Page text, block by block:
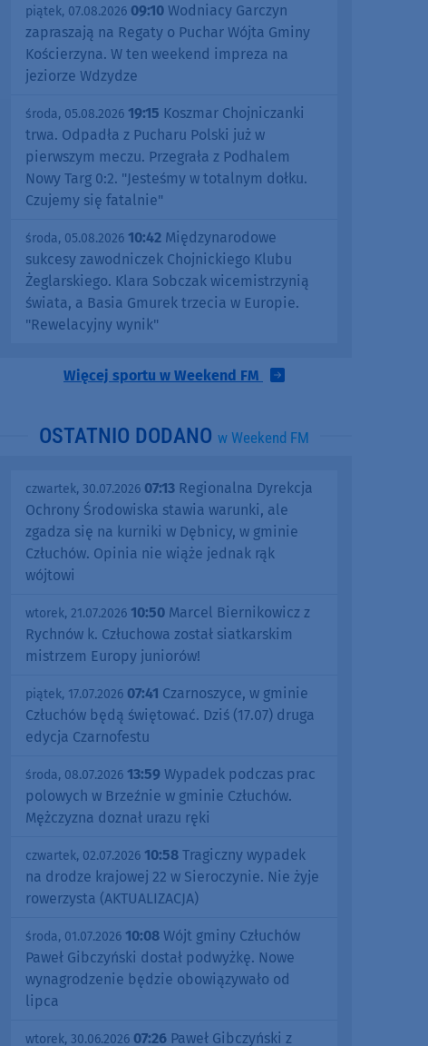
piątek, 07.08.2026 09:10 Wodniacy Garczyn
zapraszają na Regaty o Puchar Wójta Gminy
Kościerzyna. W ten weekend impreza na
jeziorze Wdzydze
środa, 05.08.2026 19:15 Koszmar Chojniczanki
trwa. Odpadła z Pucharu Polski już w
pierwszym meczu. Przegrała z Podhalem
Nowy Targ 0:2. "Jesteśmy w totalnym dołku.
Czujemy się fatalnie"
środa, 05.08.2026 10:42 Międzynarodowe
sukcesy zawodniczek Chojnickiego Klubu
Żeglarskiego. Klara Sobczak wicemistrzynią
świata, a Basia Gmurek trzecia w Europie.
"Rewelacyjny wynik"
Więcej sportu w Weekend FM
OSTATNIO DODANO w Weekend FM
czwartek, 30.07.2026 07:13 Regionalna Dyrekcja
Ochrony Środowiska stawia warunki, ale
zgadza się na kurniki w Dębnicy, w gminie
Człuchów. Opinia nie wiąże jednak rąk
wójtowi
wtorek, 21.07.2026 10:50 Marcel Biernikowicz z
Rychnów k. Człuchowa został siatkarskim
mistrzem Europy juniorów!
piątek, 17.07.2026 07:41 Czarnoszyce, w gminie
Człuchów będą świętować. Dziś (17.07) druga
edycja Czarnofestu
środa, 08.07.2026 13:59 Wypadek podczas prac
polowych w Brzeźnie w gminie Człuchów.
Mężczyzna doznał urazu ręki
czwartek, 02.07.2026 10:58 Tragiczny wypadek
na drodze krajowej 22 w Sieroczynie. Nie żyje
rowerzysta (AKTUALIZACJA)
środa, 01.07.2026 10:08 Wójt gminy Człuchów
Paweł Gibczyński dostał podwyżkę. Nowe
wynagrodzenie będzie obowiązywało od
lipca
wtorek, 30.06.2026 07:26 Paweł Gibczyński z